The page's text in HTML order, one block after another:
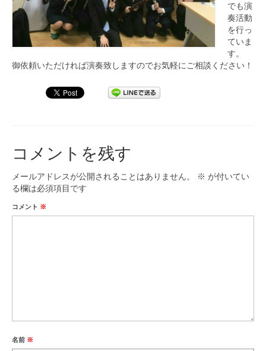
でも演
奏活動
を行っ
ていま
す。
御依頼いただければ演奏致しますのでお気軽にご相談ください！
コメントを残す
メールアドレスが公開されることはありません。 ※ が付いてい
る欄は必須項目です
コメント ※
名前 ※